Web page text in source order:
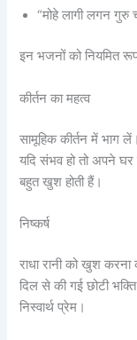
“मोहे लागी लगन गुरु
इन भजनों को नियमित
कीर्तन का महत्व
सामूहिक कीर्तन में भाग
यदि संभव हो तो अपने घर
बहुत खुश होती हैं।
निष्कर्ष
राधा रानी को खुश
दिल से की गई छोटी
निस्वार्थ प्रेम।